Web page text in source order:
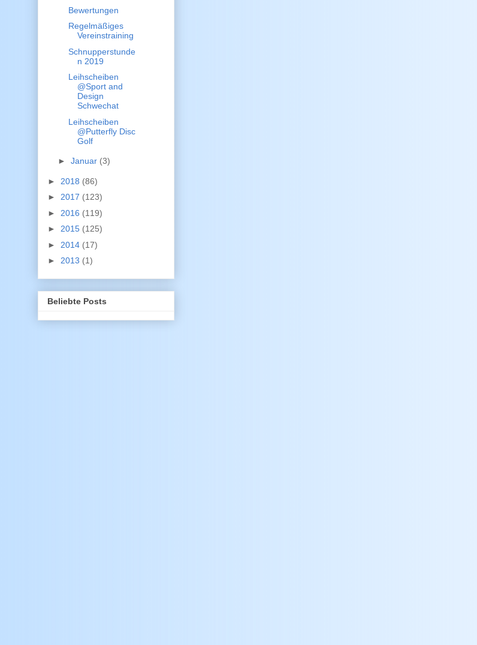
Bewertungen
Regelmäßiges
Vereinstraining
Schnupperstunde
n 2019
Leihscheiben
@Sport and
Design
Schwechat
Leihscheiben
@Putterfly Disc
Golf
► Januar (3)
► 2018 (86)
► 2017 (123)
► 2016 (119)
► 2015 (125)
► 2014 (17)
► 2013 (1)
Beliebte Posts